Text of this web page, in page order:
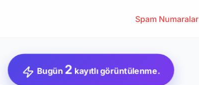
Spam Numaralar
Bugün2 kayıtlı görüntülenme.